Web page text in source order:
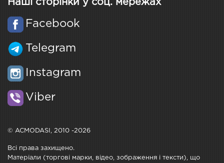
Наші сторінки у соц. мережах
Facebook
Telegram
Instagram
Viber
© ACMODASI, 2010 -2026
Всі права захищено.
Матеріали (торгові марки, відео, зображення і тексти), що